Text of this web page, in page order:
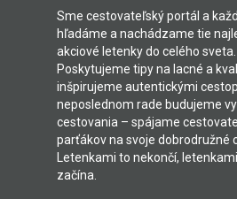
Sme cestovateľský portál a
hľadáme a nachádzame tie
akciové letenky do celého
Poskytujeme tipy na lacné a
inšpirujeme autentickými
neposlednom rade budujeme
cestovania – spájame
parťákov na svoje dobrodružné
Letenkami to nekončí,
začína.